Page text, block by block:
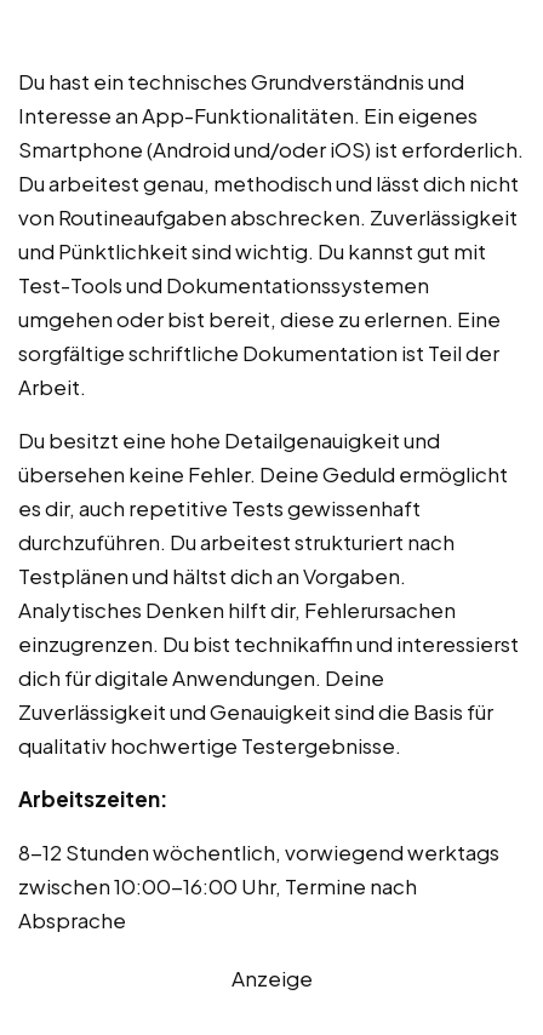
Du hast ein technisches Grundverständnis und
Interesse an App-Funktionalitäten. Ein eigenes
Smartphone (Android und/oder iOS) ist erforderlich.
Du arbeitest genau, methodisch und lässt dich nicht
von Routineaufgaben abschrecken. Zuverlässigkeit
und Pünktlichkeit sind wichtig. Du kannst gut mit
Test-Tools und Dokumentationssystemen
umgehen oder bist bereit, diese zu erlernen. Eine
sorgfältige schriftliche Dokumentation ist Teil der
Arbeit.
Du besitzt eine hohe Detailgenauigkeit und
übersehen keine Fehler. Deine Geduld ermöglicht
es dir, auch repetitive Tests gewissenhaft
durchzuführen. Du arbeitest strukturiert nach
Testplänen und hältst dich an Vorgaben.
Analytisches Denken hilft dir, Fehlerursachen
einzugrenzen. Du bist technikaffin und interessierst
dich für digitale Anwendungen. Deine
Zuverlässigkeit und Genauigkeit sind die Basis für
qualitativ hochwertige Testergebnisse.
Arbeitszeiten:
8-12 Stunden wöchentlich, vorwiegend werktags
zwischen 10:00-16:00 Uhr, Termine nach
Absprache
Anzeige